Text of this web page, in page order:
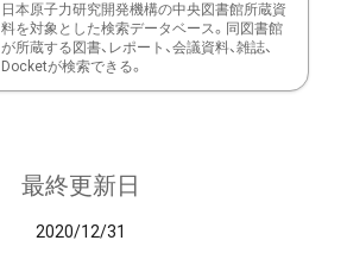
日本原子力研究開発機構の中央図書館所蔵資
料を対象とした検索データベース。同図書館
が所蔵する図書、レポート、会議資料、雑誌、
Docketが検索できる。
最終更新日
2020/12/31